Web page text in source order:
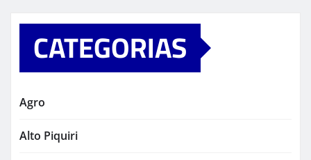
CATEGORIAS
Agro
Alto Piquiri